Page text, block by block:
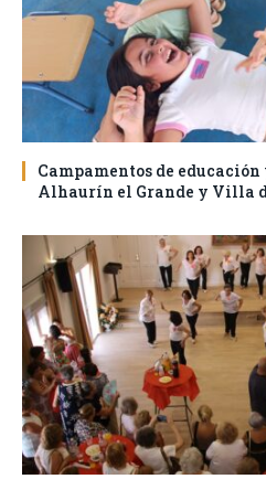
Campamentos de
Alhaurín el Grande y Villa